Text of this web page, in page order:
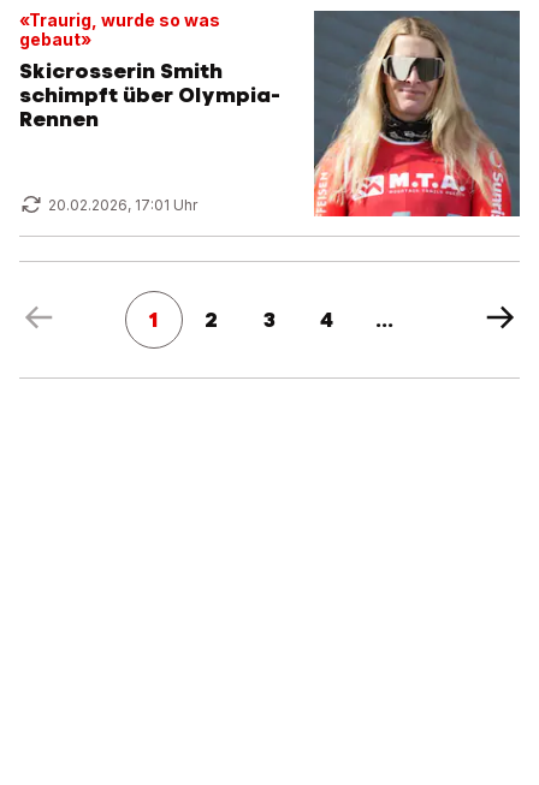
«Traurig, wurde so was
gebaut»
Skicrosserin Smith
schimpft über Olympia-
Rennen
20.02.2026, 17:01 Uhr
1 2 3 4 ...